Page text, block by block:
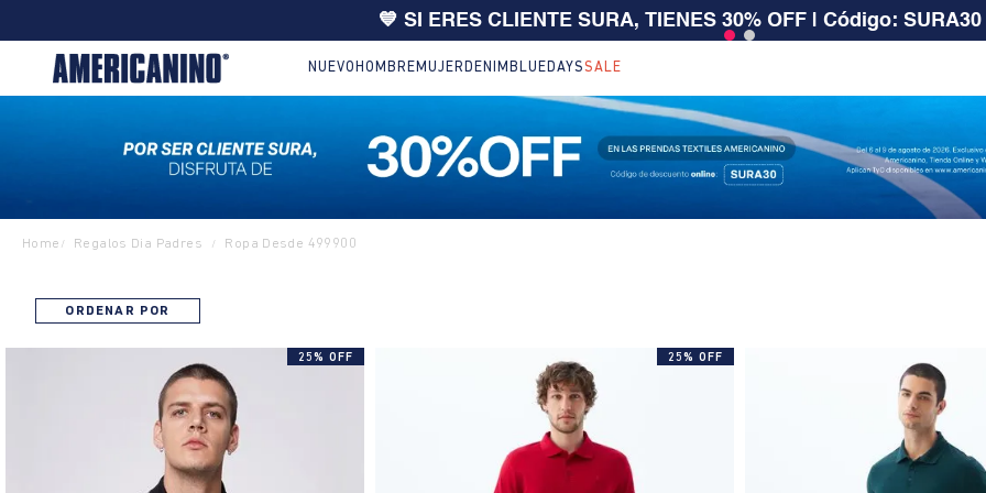
💙 SI ERES CLIENTE SURA, TIENES 30% OFF | Código: SURA30
NUEVO HOMBRE MUJER DENIM BLUEDAYSSALE
Home / Regalos Dia Padres / Ropa Desde 499900
ORDENAR POR
25% OFF 25% OFF